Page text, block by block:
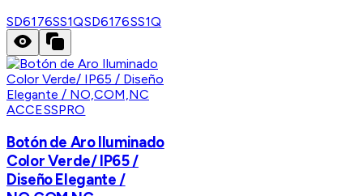
SD6176SS1QSD6176SS1Q
ACCESSPRO
Botón de Aro Iluminado
Color Verde/ IP65 /
Diseño Elegante /